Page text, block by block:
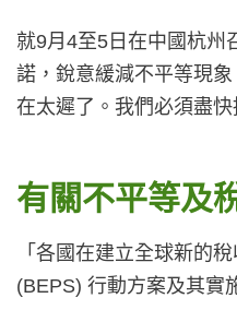
就9月4至5日在中國杭州
諾，銳意緩減不平等現
在太遲了。我們必須盡
有關不平等及
「各國在建立全球新的
(BEPS) 行動方案及其實